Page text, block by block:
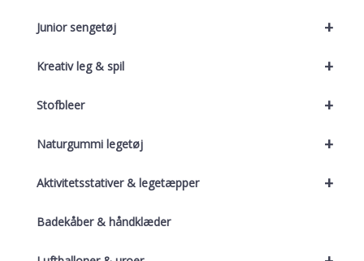
+
Junior sengetøj
+
Kreativ leg & spil
+
Stofbleer
+
Naturgummi legetøj
+
Aktivitetsstativer & legetæpper
Badekåber & håndklæder